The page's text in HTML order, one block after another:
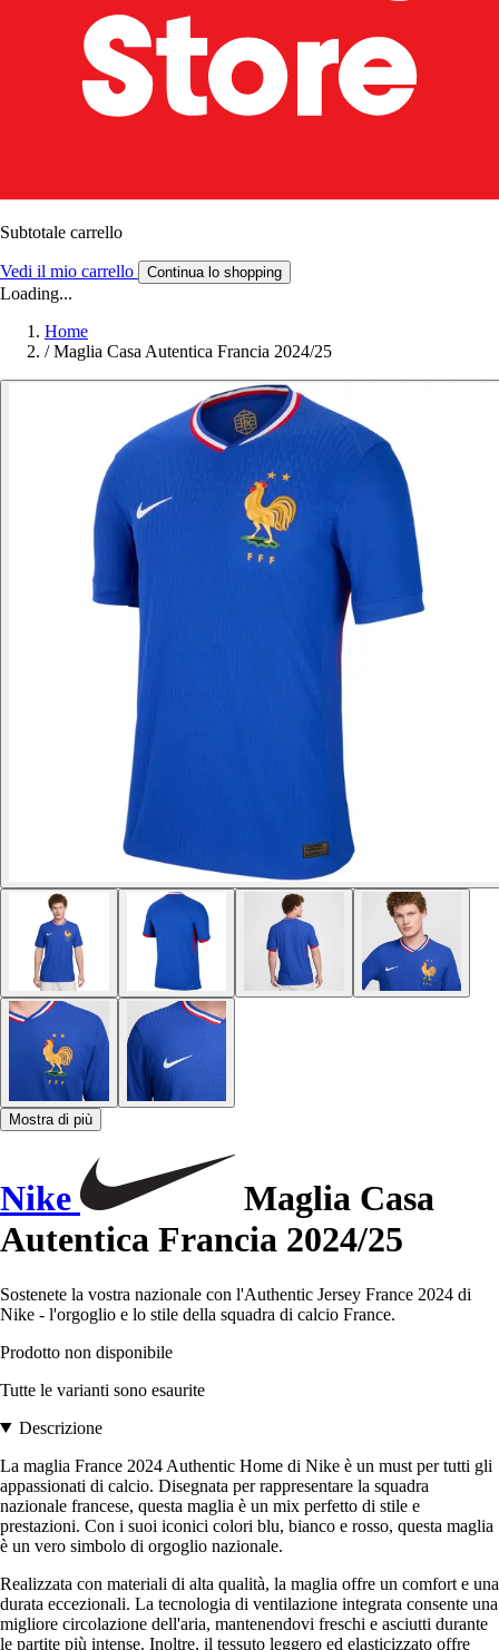
Subtotale carrello
Vedi il mio carrello Continua lo shopping
Loading...
Home
/ Maglia Casa Autentica Francia 2024/25
Mostra di più
Nike
Maglia Casa
Autentica Francia 2024/25
Sostenete la vostra nazionale con l'Authentic Jersey France 2024 di
Nike - l'orgoglio e lo stile della squadra di calcio France.
Prodotto non disponibile
Tutte le varianti sono esaurite
Descrizione
La maglia France 2024 Authentic Home di Nike è un must per tutti gli
appassionati di calcio. Disegnata per rappresentare la squadra
nazionale francese, questa maglia è un mix perfetto di stile e
prestazioni. Con i suoi iconici colori blu, bianco e rosso, questa maglia
è un vero simbolo di orgoglio nazionale.
Realizzata con materiali di alta qualità, la maglia offre un comfort e una
durata eccezionali. La tecnologia di ventilazione integrata consente una
migliore circolazione dell'aria, mantenendovi freschi e asciutti durante
le partite più intense. Inoltre, il tessuto leggero ed elasticizzato offre